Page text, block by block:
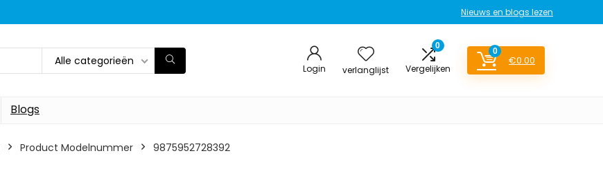
Nieuws en blogs lezen
Alle categorieën
Login verlanglijst
0
Vergelijken
0
€0.00
Blogs
Product Modelnummer ‎9875952728392